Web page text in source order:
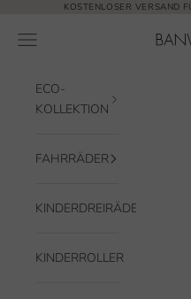
Zum Inhalt springenKOSTENLOSER VERSAND
Navigationsmenü öffnen
ECO-
KOLLEKTION
FAHRRÄDER
KINDERDREIRÄDER
KINDERROLLER